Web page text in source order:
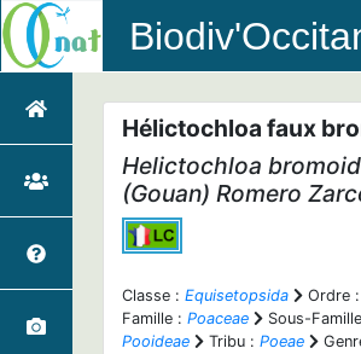
Hélictochloa faux
Helictochloa
(Gouan) Romero
Classe : Equisetopsida Ordre :
Famille : Poaceae
Sous-
Pooideae
Tribu : Poeae